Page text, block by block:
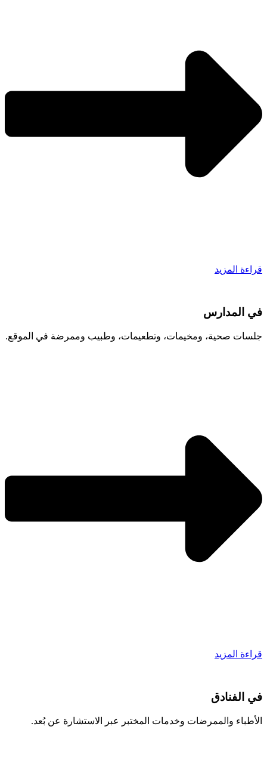
قراءة المزيد
في المدارس
جلسات صحية، ومخيمات، وتطعيمات، وطبيب وممرضة في الموقع.
قراءة المزيد
في الفنادق
الأطباء والممرضات وخدمات المختبر عبر الاستشارة عن بُعد.